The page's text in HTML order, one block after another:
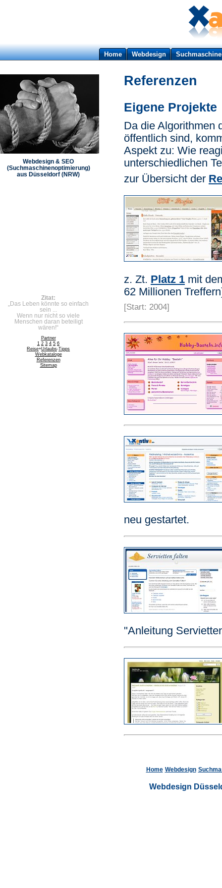
Referenzen
Eigene Projekte
Da die Algorithmen
öffentlich sind,
Aspekt zu: Wie
unterschiedlichen
zur Übersicht der
z. Zt. Platz 1 mit
62 Millionen
[Start: 2004]
neu gestartet.
"Anleitung
Home Webdesign
Webdesign
Webdesign & SEO
(Suchmaschinenoptimierung)
aus Düsseldorf (NRW)
Zitat:
„Das Leben könnte so einfach
sein ...
Wenn nur nicht so viele
Menschen daran beteiligt
wären!“
Partner
1 2 3 4 5 6
Reise+Urlaubs-Tipps
Webkataloge
Referenzen
Sitemap
Home Webdesign